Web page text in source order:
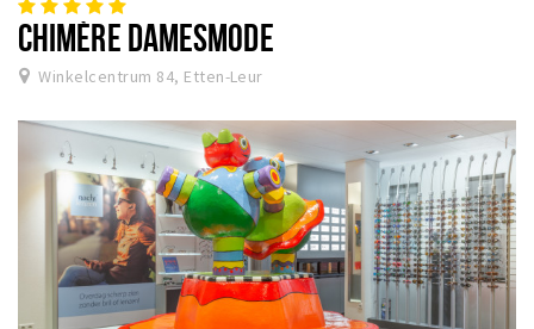
CHIMÈRE DAMESMODE
Winkelcentrum 84, Etten-Leur